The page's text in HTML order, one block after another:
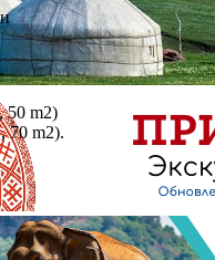
50 m2)
70 m2).